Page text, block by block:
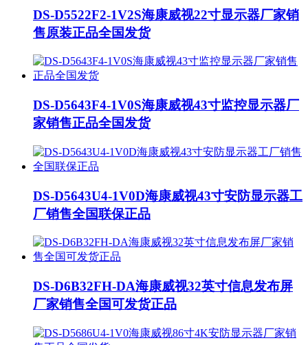
DS-D5522F2-1V2S海康威视22寸显示器厂家销
售原装正品全国发货
DS-D5643F4-1V0S海康威视43寸监控显示器厂
家销售正品全国发货
DS-D5643U4-1V0D海康威视43寸安防显示器工
厂销售全国联保正品
DS-D6B32FH-DA海康威视32英寸信息发布屏
厂家销售全国可发货正品